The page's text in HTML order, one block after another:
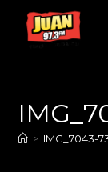
> IMG_7043-